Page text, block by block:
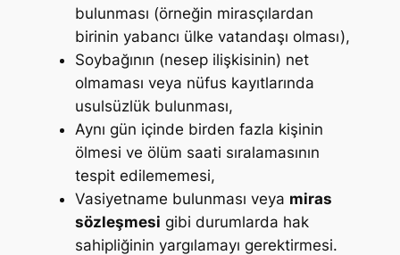
bulunması (örneğin mirasçılardan
birinin yabancı ülke vatandaşı olması),
Soybağının (nesep ilişkisinin) net
olmaması veya nüfus kayıtlarında
usulsüzlük bulunması,
Aynı gün içinde birden fazla kişinin
ölmesi ve ölüm saati sıralamasının
tespit edilememesi,
Vasiyetname bulunması veya miras
sözleşmesi gibi durumlarda hak
sahipliğinin yargılamayı gerektirmesi.